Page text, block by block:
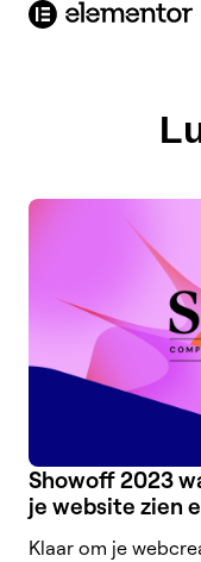
Showoff 2023
je website zien
Klaar om je